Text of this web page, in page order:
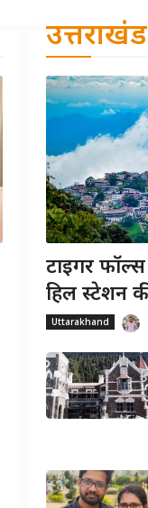
उत्तराखंड
टाइगर
हिल स्टेशन
Uttarakhand